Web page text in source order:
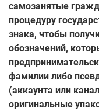
самозанятые
процедуру
знака, чтобы
обозначений,
фамилии либо
(аккаунта или
оригинальные